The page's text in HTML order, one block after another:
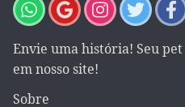
Envie uma história! Seu
em nosso site!
Sobre